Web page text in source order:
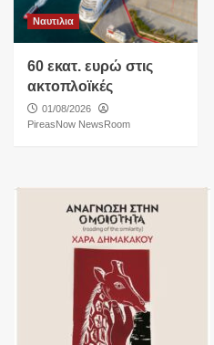
Ναυτιλια
60 εκατ. ευρώ στις
ακτοπλοϊκές
01/08/2026
PireasNow NewsRoom